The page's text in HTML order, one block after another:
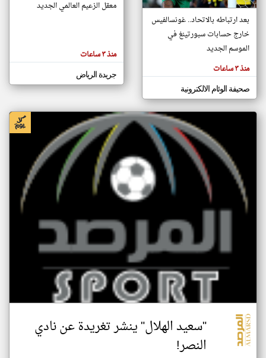
klyoum.com
بعد ارتباطه بالاتحاد.. غونسالفيس
خارج حسابات سبورتينغ في
الموسم الجديد
منذ ٣ ساعات
صحيفة الوئام الالكترونية
معقل الزعيم العالمي الجديد
منذ ٣ ساعات
جريدة الرياض
"سعيد الهلال" ينشر تغريدة عن نادي
النصر!